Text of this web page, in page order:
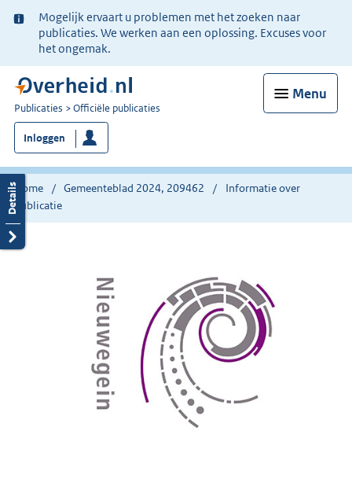
Ter
informatie:
Mogelijk ervaart u problemen met het zoeken naar
publicaties. We werken aan een oplossing. Excuses voor
het ongemak.
Menu
U
bent
nu
hier:
Publicaties Officiële publicaties
Inloggen
Home Gemeenteblad 2024, 209462
Informatie over
publicatie